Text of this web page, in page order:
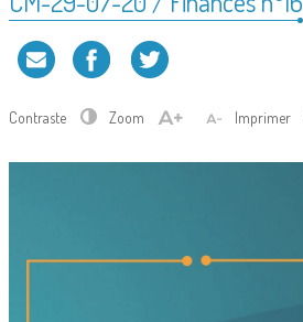
Contraste Zoom Imprimer